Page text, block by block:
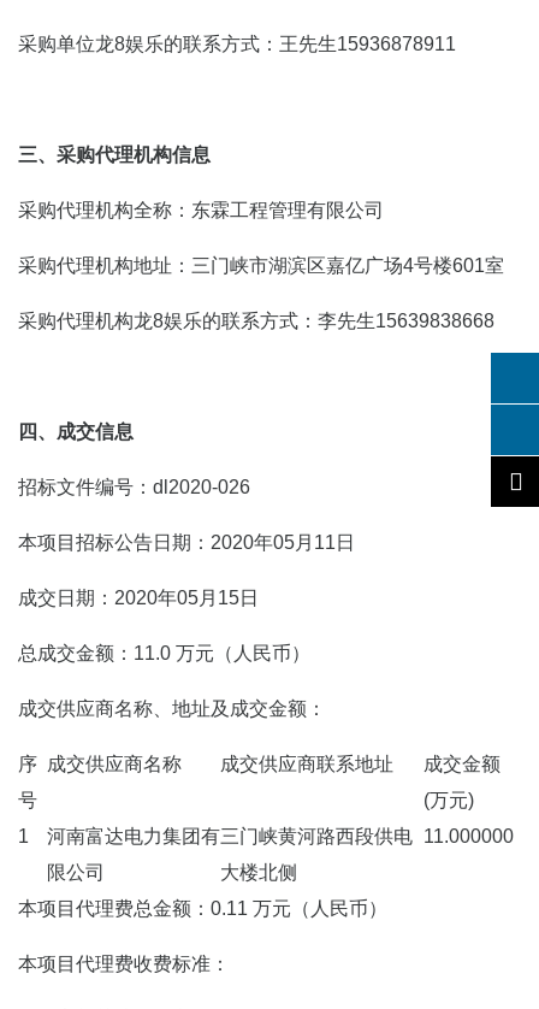
采购单位龙8娱乐的联系方式：王先生15936878911
三、采购代理机构信息
采购代理机构全称：东霖工程管理有限公司
采购代理机构地址：三门峡市湖滨区嘉亿广场4号楼601室
采购代理机构龙8娱乐的联系方式：李先生15639838668
四、成交信息
招标文件编号：dl2020-026
本项目招标公告日期：2020年05月11日
成交日期：2020年05月15日
总成交金额：11.0 万元（人民币）
成交供应商名称、地址及成交金额：
序
号
成交供应商名称 成交供应商联系地址
成交金额
(万元)
1
河南富达电力集团有
限公司
三门峡黄河路西段供电
大楼北侧
11.000000
本项目代理费总金额：0.11 万元（人民币）
本项目代理费收费标准：